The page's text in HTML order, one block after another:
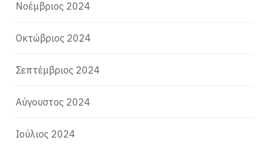
Νοέμβριος 2024
Οκτώβριος 2024
Σεπτέμβριος 2024
Αύγουστος 2024
Ιούλιος 2024